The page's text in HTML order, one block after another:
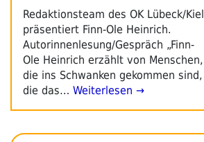
Redaktionsteam des OK Lübeck/Kiel
präsentiert Finn-Ole Heinrich.
Autorinnenlesung/Gespräch „Finn-
Ole Heinrich erzählt von Menschen,
die ins Schwanken gekommen sind,
die das… Weiterlesen →